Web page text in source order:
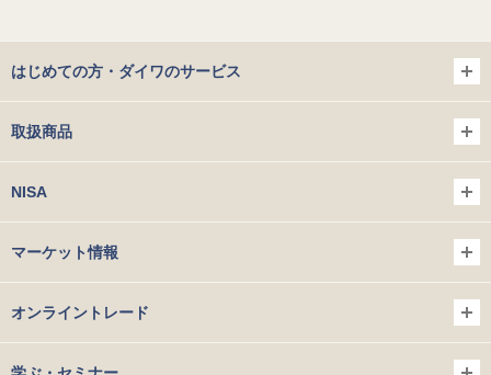
はじめての方・ダイワのサービス
取扱商品
NISA
マーケット情報
オンライントレード